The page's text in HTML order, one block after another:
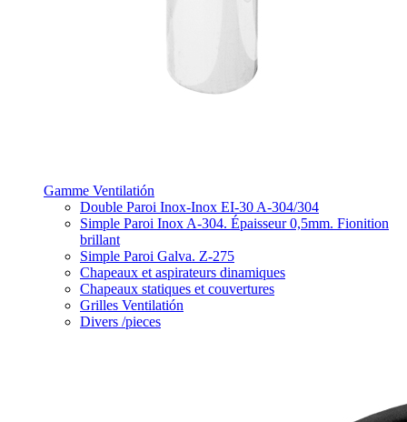
Gamme Ventilatión
Double Paroi Inox-Inox EI-30 A-304/304
Simple Paroi Inox A-304. Épaisseur 0,5mm. Fionition
brillant
Simple Paroi Galva. Z-275
Chapeaux et aspirateurs dinamiques
Chapeaux statiques et couvertures
Grilles Ventilatión
Divers /pieces